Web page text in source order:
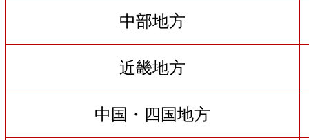
中部地方
近畿地方
中国・四国地方